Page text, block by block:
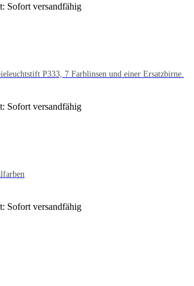
Sofort versandfähig
P333, 7 Farblinsen und einer Ersatzbirne.
Sofort versandfähig
Sofort versandfähig